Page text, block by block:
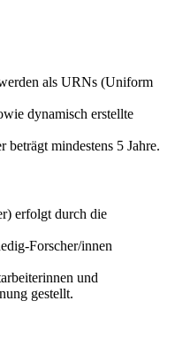
als URNs (Uniform
dynamisch erstellte
mindestens 5 Jahre.
erfolgt durch die
Forscher/innen
und
gestellt.